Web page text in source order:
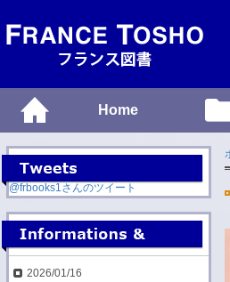
Home
@frbooks1さんのツイート
2026/01/16